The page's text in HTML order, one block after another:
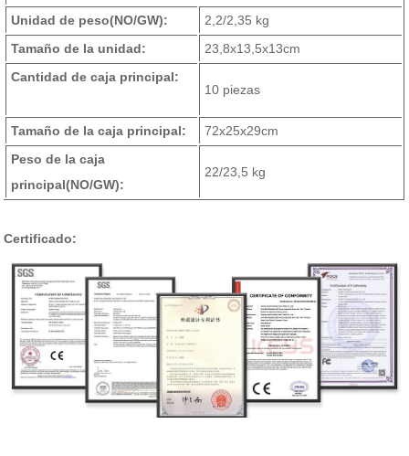
Unidad de peso(NO/GW):
2,2/2,35 kg
Tamaño de la unidad:
23,8x13,5x13cm
Cantidad de caja principal:
10 piezas
Tamaño de la caja principal:
72x25x29cm
Peso de la caja
principal(NO/GW):
22/23,5 kg
Certificado: